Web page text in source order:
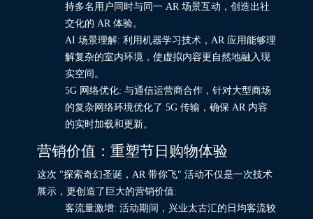
持多名用户同时与同一 AR 场景互动，创造出社
交化的 AR 体验。
AI 场景理解: 利用机器学习技术，AR 应用能够理
解复杂的室内环境，使虚拟内容更自然地融入现
实空间。
5G 网络优化: 与通信运营商合作，针对大型商场
的复杂网络环境优化了 5G 传输，确保 AR 内容
的实时加载和更新。
营销价值：重塑节日购物体验
这次 "探索奇幻圣诞，AR 带你飞" 活动不仅是一次技术
展示，更创造了巨大的营销价值:
客流量激增: 活动期间，兴业太古汇的日均客流较